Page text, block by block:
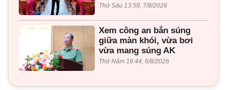
Thứ Sáu 13:58, 7/8/2026
Xem công an bắn súng
giữa màn khói, vừa bơi
vừa mang súng AK
Thứ Năm 16:44, 6/8/2026